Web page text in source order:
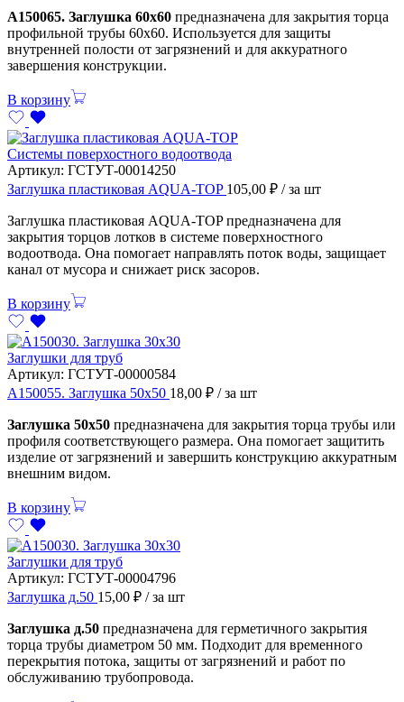
А150065. Заглушка 60х60 предназначена для закрытия торца
профильной трубы 60х60. Используется для защиты
внутренней полости от загрязнений и для аккуратного
завершения конструкции.
В корзину
Системы поверхостного водоотвода
Артикул: ГСТУТ-00014250
Заглушка пластиковая AQUA-TOP 105,00 ₽ / за шт
Заглушка пластиковая AQUA-TOP предназначена для
закрытия торцов лотков в системе поверхностного
водоотвода. Она помогает направлять поток воды, защищает
канал от мусора и снижает риск засоров.
В корзину
Заглушки для труб
Артикул: ГСТУТ-00000584
А150055. Заглушка 50х50 18,00 ₽ / за шт
Заглушка 50х50 предназначена для закрытия торца трубы или
профиля соответствующего размера. Она помогает защитить
изделие от загрязнений и завершить конструкцию аккуратным
внешним видом.
В корзину
Заглушки для труб
Артикул: ГСТУТ-00004796
Заглушка д.50 15,00 ₽ / за шт
Заглушка д.50 предназначена для герметичного закрытия
торца трубы диаметром 50 мм. Подходит для временного
перекрытия потока, защиты от загрязнений и работ по
обслуживанию трубопровода.